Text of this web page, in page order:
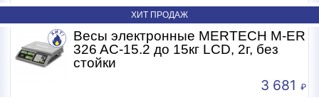
ХИТ ПРОДАЖ
Весы электронные MERTECH M-ER
326 AC-15.2 до 15кг LCD, 2г, без
стойки
3 681